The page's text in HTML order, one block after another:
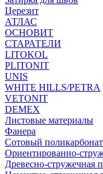
Церезит
АТЛАС
ОСНОВИТ
СТАРАТЕЛИ
LITOKOL
PLITONIT
UNIS
WHITE HILLS/PETRA
VETONIT
DEMEX
Листовые материалы
Фанера
Сотовый поликарбонат
Ориентированно-
Древесно-стружечная